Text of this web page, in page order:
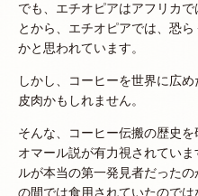
でも、エチオピアはアフリカ
とから、エチオピアでは、恐
かと思われています。
しかし、コーヒーを世界に広
皮肉かもしれません。
そんな、コーヒー伝搬の歴史
オマール説が有力視されてい
ルが本当の第一発見者だった
の間では食用されていたのでは